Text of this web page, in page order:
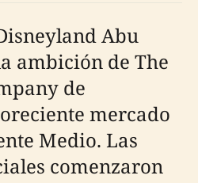
Abu
ambición de The
de
mercado
Medio. Las
comenzaron